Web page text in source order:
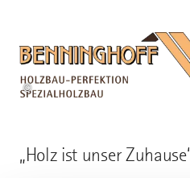
„Holz ist unser
©